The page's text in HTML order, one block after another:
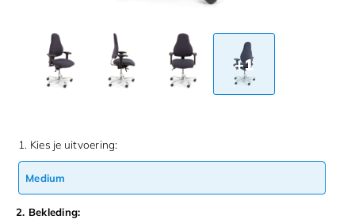
+1
1. Kies je uitvoering:
Medium
2. Bekleding: